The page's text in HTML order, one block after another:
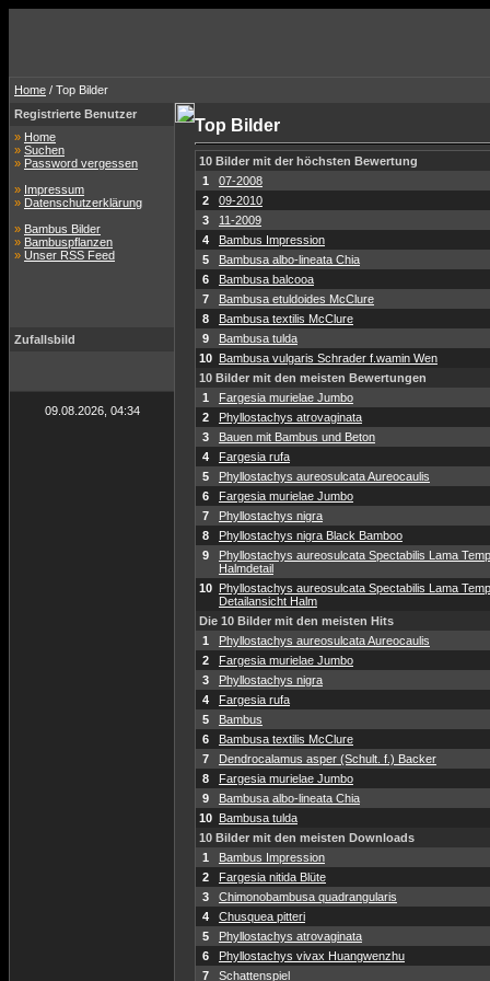
Home / Top Bilder
Registrierte Benutzer
» Home
» Suchen
» Password vergessen
» Impressum
» Datenschutzerklärung
» Bambus Bilder
» Bambuspflanzen
» Unser RSS Feed
Zufallsbild
09.08.2026, 04:34
Top Bilder
10 Bilder mit der höchsten Bewertung
1
07-2008
2
09-2010
3
11-2009
4
Bambus Impression
5
Bambusa albo-lineata Chia
6
Bambusa balcooa
7
Bambusa etuldoides McClure
8
Bambusa textilis McClure
9
Bambusa tulda
10 Bambusa vulgaris Schrader f.wamin Wen
10 Bilder mit den meisten Bewertungen
1
Fargesia murielae Jumbo
2
Phyllostachys atrovaginata
3
Bauen mit Bambus und Beton
4
Fargesia rufa
5
Phyllostachys aureosulcata Aureocaulis
6
Fargesia murielae Jumbo
7
Phyllostachys nigra
8
Phyllostachys nigra Black Bamboo
9
Phyllostachys aureosulcata Spectabilis Lama
Halmdetail
10 Phyllostachys aureosulcata Spectabilis Lama
Detailansicht Halm
Die 10 Bilder mit den meisten Hits
1
Phyllostachys aureosulcata Aureocaulis
2
Fargesia murielae Jumbo
3
Phyllostachys nigra
4
Fargesia rufa
5
Bambus
6
Bambusa textilis McClure
7
Dendrocalamus asper (Schult. f.) Backer
8
Fargesia murielae Jumbo
9
Bambusa albo-lineata Chia
10 Bambusa tulda
10 Bilder mit den meisten Downloads
1
Bambus Impression
2
Fargesia nitida Blüte
3
Chimonobambusa quadrangularis
4
Chusquea pitteri
5
Phyllostachys atrovaginata
6
Phyllostachys vivax Huangwenzhu
7
Schattenspiel